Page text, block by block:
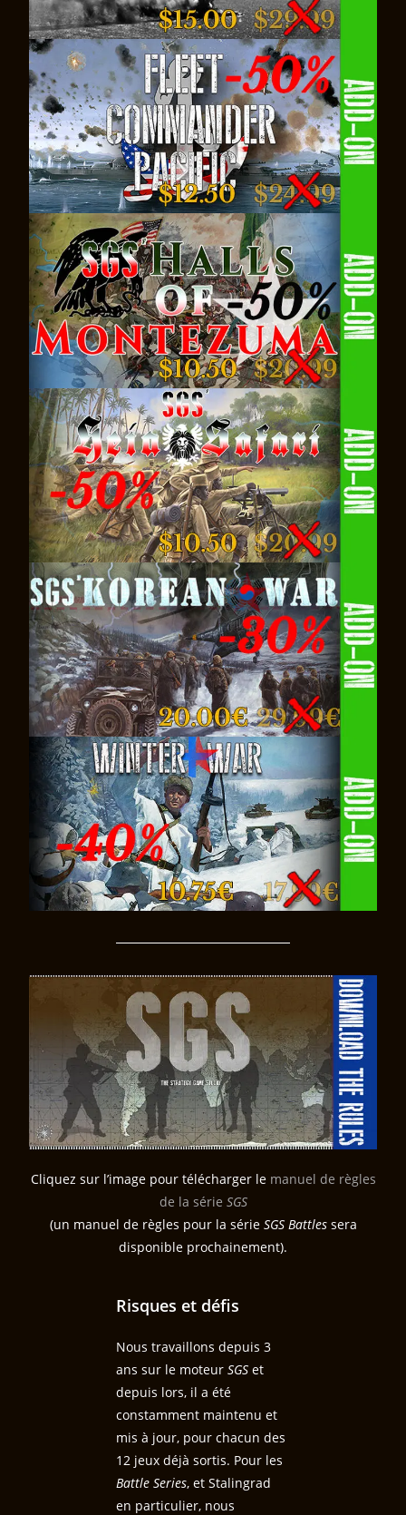
Cliquez sur l’image pour télécharger le manuel de règles
de la série SGS
(un manuel de règles pour la série SGS Battlessera
disponible prochainement).
Risques et défis
Nous travaillons depuis 3
ans sur le moteurSGS et
depuis lors, il a été
constamment maintenu et
mis à jour, pour chacun des
12 jeux déjà sortis. Pour les
Battle Series, et Stalingrad
en particulier, nous